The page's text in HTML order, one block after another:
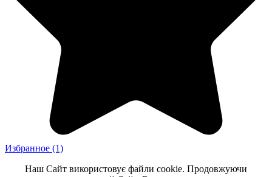
Избранное (1)
Наш Сайт використовує файли cookie. Продовжуючи